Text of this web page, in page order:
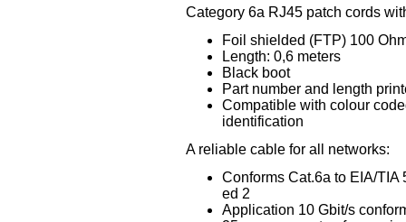
Category 6a RJ45 patch cords
Foil shielded (FTP) 100
Length: 0,6 meters
Black boot
Part number and length
Compatible with colour
identification
A reliable cable for all networks:
Conforms Cat.6a to EIA/TIA
ed 2
Application 10 Gbit/s